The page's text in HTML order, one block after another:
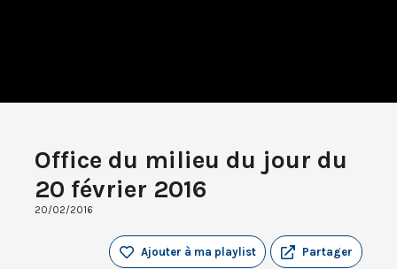
Office du milieu du jour du
20 février 2016
20/02/2016
Partager
Ajouter à ma playlist